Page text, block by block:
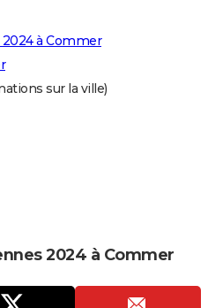
à Commer
sur la ville)
2024 à Commer